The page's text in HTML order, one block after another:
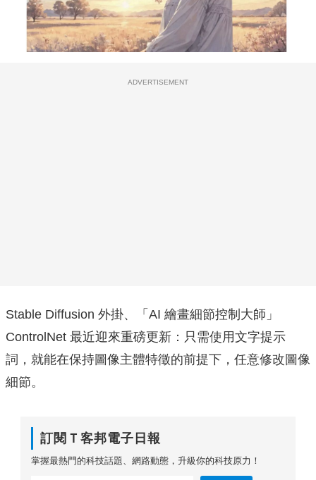
ADVERTISEMENT
Stable Diffusion 外掛、「AI 繪畫細節控制大師」
ControlNet 最近迎來重磅更新：只需使用文字提示
詞，就能在保持圖像主體特徵的前提下，任意修改圖像
細節。
訂閱Ｔ客邦電子日報
掌握最熱門的科技話題、網路動態，升級你的科技原力！